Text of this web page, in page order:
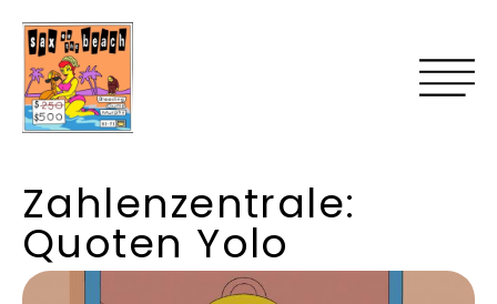
Zahlenzentrale:
Quoten Yolo